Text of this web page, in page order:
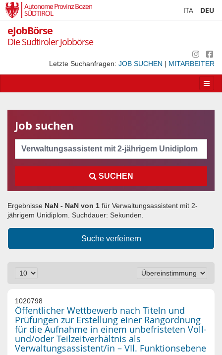
Autonome Provinz Bozen
SÜDTIROL
ITA DEU
eJobBörse
Die Südtiroler Jobbörse
Letzte Suchanfragen: JOB SUCHEN | MITARBEITER
Apri/
la
Job suchen
SUCHEN
Ergebnisse NaN - NaN von 1 für Verwaltungsassistent mit 2-
jährigem Unidiplom. Suchdauer: Sekunden.
Suche verfeinern
1020798
Öffentlicher Wettbewerb nach Titeln und
Prüfungen zur Erstellung einer Rangordnung
für die Aufnahme in einem unbefristeten Voll-
und/oder Teilzeitverhältnis als
Verwaltungsassistent/in – VIl. Funktionsebene